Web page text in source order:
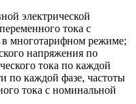
электрической
тока с
многотарифном режиме;
напряжения по
тока по каждой
по каждой фазе, частоты
тока с номинальной